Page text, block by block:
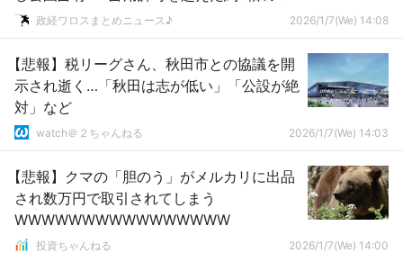
積が占有される ………
政経ワロスまとめニュース♪ 2026/1/7(We) 14:08
【悲報】税リーグさん、秋田市との協議を開
示され逝く…「秋田は志が低い」「公設が絶
対」など
watch＠２ちゃんねる 2026/1/7(We) 14:03
【悲報】クマの「胆のう」がメルカリに出品
され数万円で取引されてしまう
WWWWWWWWWWWWWWWW
投資ちゃんねる 2026/1/7(We) 14:00